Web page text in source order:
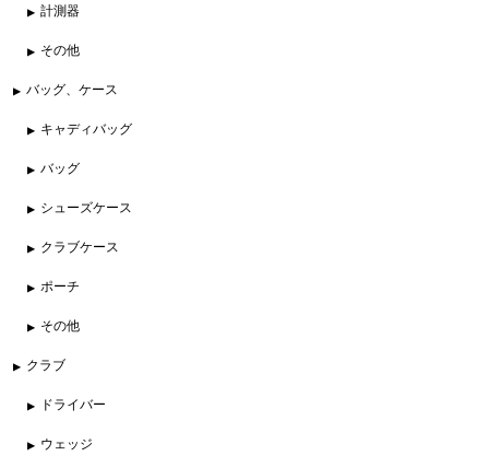
計測器
その他
バッグ、ケース
キャディバッグ
バッグ
シューズケース
クラブケース
ポーチ
その他
クラブ
ドライバー
ウェッジ